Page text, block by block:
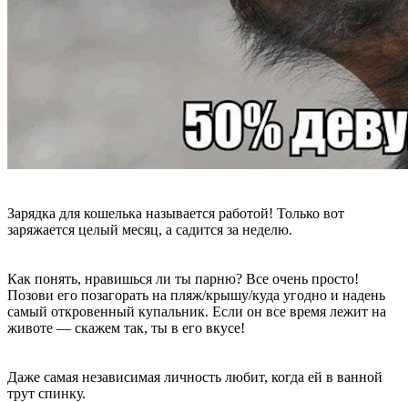
Зарядка для кошелька называется работой! Только вот
заряжается целый месяц, а садится за неделю.
Как понять, нравишься ли ты парню? Все очень просто!
Позови его позагорать на пляж/крышу/куда угодно и надень
самый откровенный купальник. Если он все время лежит на
животе — скажем так, ты в его вкусе!
Даже самая независимая личность любит, когда ей в ванной
трут спинку.